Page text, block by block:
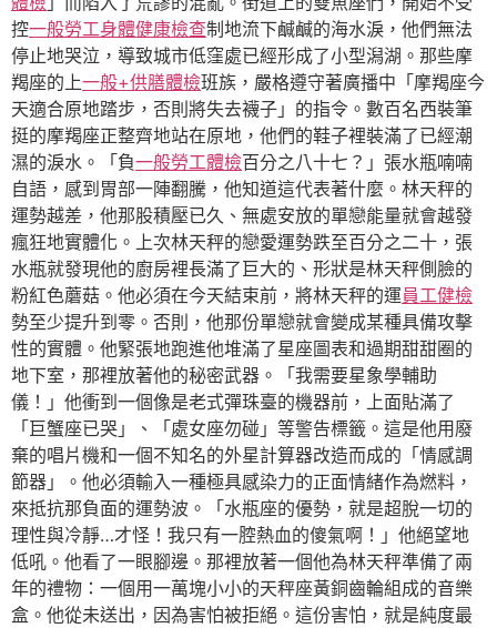
控一般勞工身體健康檢查制地流下鹹鹹的海水淚，他們無法
停止地哭泣，導致城市低窪處已經形成了小型潟湖。那些摩
羯座的上一般+供膳體檢班族，嚴格遵守著廣播中「摩羯座今
天適合原地踏步，否則將失去襪子」的指令。數百名西裝筆
挺的摩羯座正整齊地站在原地，他們的鞋子裡裝滿了已經潮
濕的淚水。「負一般勞工體檢百分之八十七？」張水瓶喃喃
自語，感到胃部一陣翻騰，他知道這代表著什麼。林天秤的
運勢越差，他那股積壓已久、無處安放的單戀能量就會越發
瘋狂地實體化。上次林天秤的戀愛運勢跌至百分之二十，張
水瓶就發現他的廚房裡長滿了巨大的、形狀是林天秤側臉的
粉紅色蘑菇。他必須在今天結束前，將林天秤的運員工健檢
勢至少提升到零。否則，他那份單戀就會變成某種具備攻擊
性的實體。他緊張地跑進他堆滿了星座圖表和過期甜甜圈的
地下室，那裡放著他的秘密武器。「我需要星象學輔助
儀！」他衝到一個像是老式彈珠臺的機器前，上面貼滿了
「巨蟹座已哭」、「處女座勿碰」等警告標籤。這是他用廢
棄的唱片機和一個不知名的外星計算器改造而成的「情感調
節器」。他必須輸入一種極具感染力的正面情緒作為燃料，
來抵抗那負面的運勢波。「水瓶座的優勢，就是超脫一切的
理性與冷靜…才怪！我只有一腔熱血的傻氣啊！」他絕望地
低吼。他看了一眼腳邊。那裡放著一個他為林天秤準備了兩
年的禮物：一個用一萬塊小小的天秤座黃銅齒輪組成的音樂
盒。他從未送出，因為害怕被拒絕。這份害怕，就是純度最